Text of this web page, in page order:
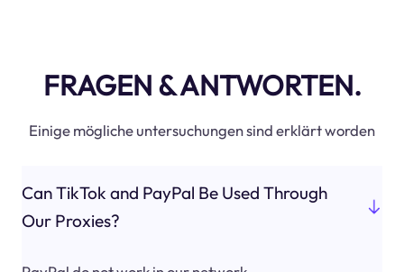
FRAGEN & ANTWORTEN.
Einige mögliche untersuchungen sind erklärt worden
Can TikTok and PayPal Be Used Through
Our Proxies?